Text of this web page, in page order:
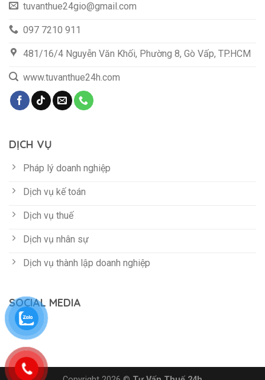
tuvanthue24gio@gmail.com
097 7210 911
481/16/4 Nguyễn Văn Khối, Phường 8, Gò Vấp, TP.HCM
www.tuvanthue24h.com
DỊCH VỤ
Pháp lý doanh nghiệp
Dịch vụ kế toán
Dịch vụ thuế
Dịch vụ nhân sự
Dịch vụ thành lập doanh nghiệp
SOCIAL MEDIA